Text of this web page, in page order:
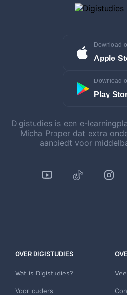
Download
Apple
Download
Play
Digistudies is een e-
Micha Proper dat extra
aanbiedt voor
OVER DIGISTUDIES
Wat is Digistudies?
Voor ouders